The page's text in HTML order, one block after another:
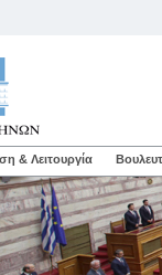
& Λειτουργία